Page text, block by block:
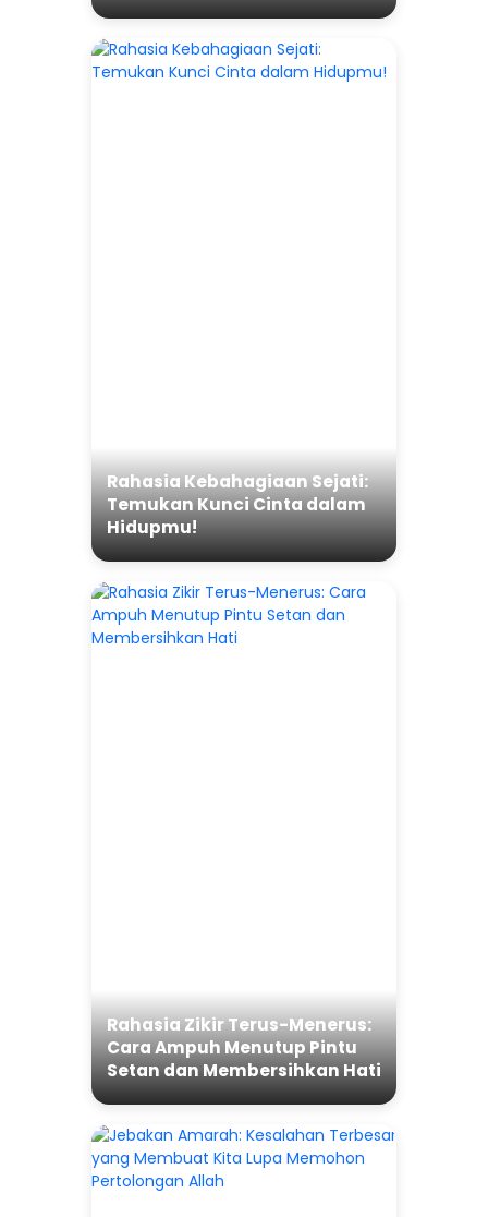
Rahasia Kebahagiaan Sejati:
Temukan Kunci Cinta dalam
Hidupmu!
Rahasia Zikir Terus-Menerus:
Cara Ampuh Menutup Pintu
Setan dan Membersihkan Hati